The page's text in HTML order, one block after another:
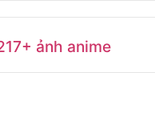
ảnh anime